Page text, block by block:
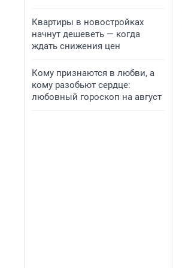
Квартиры в новостройках
начнут дешеветь — когда
ждать снижения цен
Кому признаются в любви, а
кому разобьют сердце:
любовный гороскоп на август